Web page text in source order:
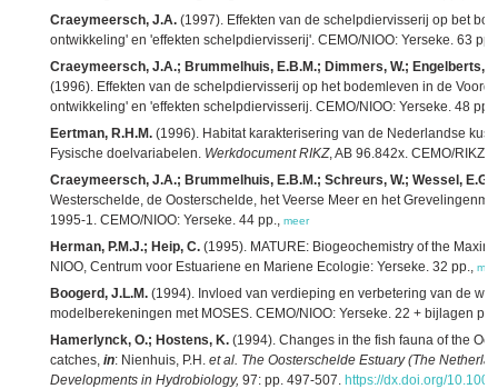
Craeymeersch, J.A. (1997). Effekten van de schelpdiervisserij op bet
ontwikkeling' en 'effekten schelpdiervisserij'. CEMO/NIOO: Yerseke. 63
Craeymeersch, J.A.; Brummelhuis, E.B.M.; Dimmers, W.; Engelberts,
(1996). Effekten van de schelpdiervisserij op het bodemleven in de
ontwikkeling' en 'effekten schelpdiervisserij. CEMO/NIOO: Yerseke. 48 pp.,
Eertman, R.H.M. (1996). Habitat karakterisering van de Nederlandse
Fysische doelvariabelen. Werkdocument RIKZ, AB 96.842x. CEMO/RIKZ:
Craeymeersch, J.A.; Brummelhuis, E.B.M.; Schreurs, W.; Wessel,
Westerschelde, de Oosterschelde, het Veerse Meer en het
1995-1. CEMO/NIOO: Yerseke. 44 pp., meer
Herman, P.M.J.; Heip, C. (1995). MATURE: Biogeochemistry of the
NIOO, Centrum voor Estuariene en Mariene Ecologie: Yerseke. 32 pp.,
Boogerd, J.L.M. (1994). Invloed van verdieping en verbetering van de
modelberekeningen met MOSES. CEMO/NIOO: Yerseke. 22 + bijlagen
Hamerlynck, O.; Hostens, K. (1994). Changes in the fish fauna of the
catches, in: Nienhuis, P.H. et al. The Oosterschelde Estuary (The
Developments in Hydrobiology, 97: pp. 497-507. https://dx.doi.org/